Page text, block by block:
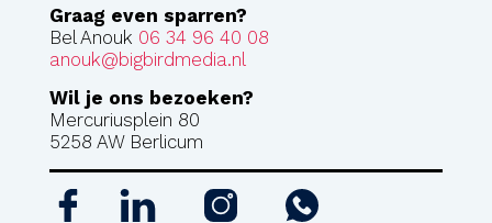
Graag even sparren?
Bel Anouk 06 34 96 40 08
anouk@bigbirdmedia.nl
Wil je ons bezoeken?
Mercuriusplein 80
5258 AW Berlicum